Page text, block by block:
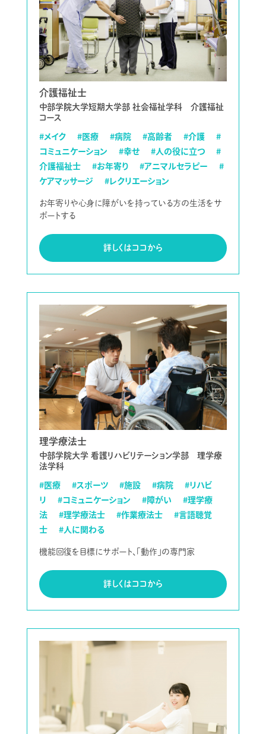
介護福祉士
中部学院大学短期大学部 社会福祉学科 介護福祉
コース
#メイク #医療 #病院 #高齢者 #介護
#
コミュニケーション
#幸せ #人の役に立つ
#
介護福祉士
#お年寄り #アニマルセラピー
#
ケアマッサージ
#レクリエーション
お年寄りや心身に障がいを持っている方の生活をサ
ポートする
詳しくはココから
理学療法士
中部学院大学 看護リハビリテーション学部 理学療
法学科
#医療 #スポーツ #施設 #病院
#リハビ
リ
#コミュニケーション #障がい
#理学療
法
#理学療法士 #作業療法士
#言語聴覚
士
#人に関わる
機能回復を目標にサポート、「動作」の専門家
詳しくはココから